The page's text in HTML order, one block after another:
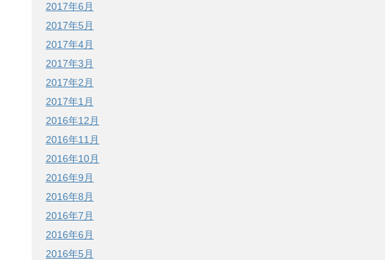
2017年6月
2017年5月
2017年4月
2017年3月
2017年2月
2017年1月
2016年12月
2016年11月
2016年10月
2016年9月
2016年8月
2016年7月
2016年6月
2016年5月